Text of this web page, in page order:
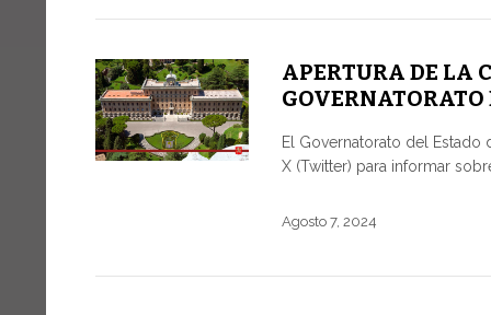
APERTURA DE LA
GOVERNATORATO
El Governatorato del Estado
X (Twitter) para informar
Agosto 7, 2024